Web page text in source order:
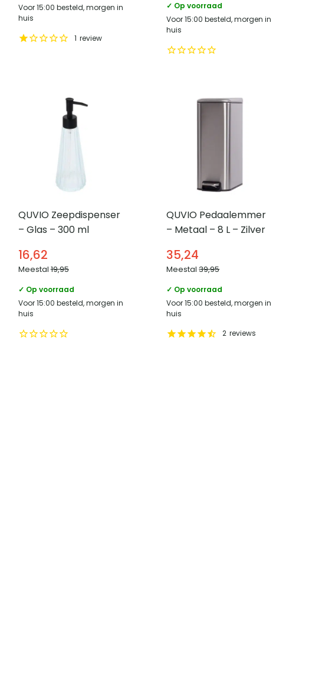
Voor 15:00 besteld, morgen in
huis
1 review
✓ Op voorraad
Voor 15:00 besteld, morgen in
huis
QUVIO Zeepdispenser
– Glas – 300 ml
16,62
Meestal19,95
✓ Op voorraad
Voor 15:00 besteld, morgen in
huis
QUVIO Pedaalemmer
– Metaal – 8 L – Zilver
35,24
Meestal39,95
✓ Op voorraad
Voor 15:00 besteld, morgen in
huis
2 reviews